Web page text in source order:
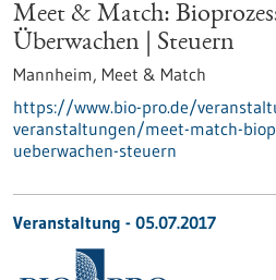
Meet & Match:
Überwachen | Steuern
Mannheim, Meet & Match
https://www.bio-pro.de/
veranstaltungen/meet-match-
ueberwachen-steuern
Veranstaltung - 05.07.2017